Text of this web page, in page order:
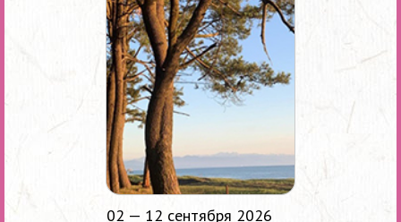
02 — 12 сентября 2026